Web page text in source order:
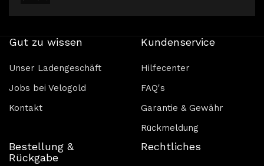
Gut zu wissen
Unser Ladengeschäft
Jobs bei Velogold
Kontakt
Kundenservice
Hilfecenter
FAQ's
Garantie & Gewähr
Rückmeldung
Bestellung &
Rückgabe
Rechtliches